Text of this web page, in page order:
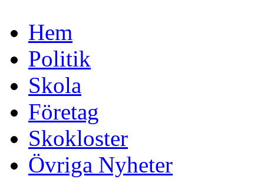
Hem
Politik
Skola
Företag
Skokloster
Övriga Nyheter